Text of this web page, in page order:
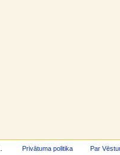
Privātuma politika Par